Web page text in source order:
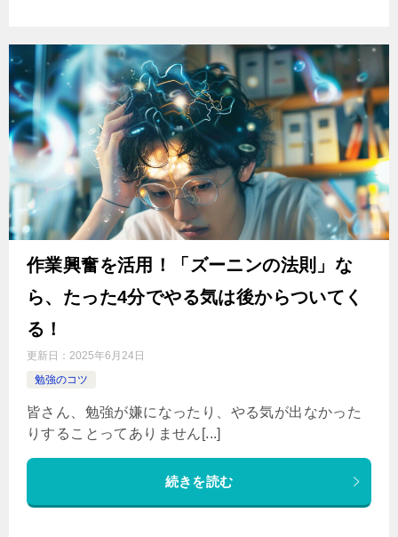
作業興奮を活用！「ズーニンの法則」な
ら、たった4分でやる気は後からついてく
る！
更新日： 2025年6月24日
勉強のコツ
皆さん、勉強が嫌になったり、やる気が出なかった
りすることってありません[...]
続きを読む